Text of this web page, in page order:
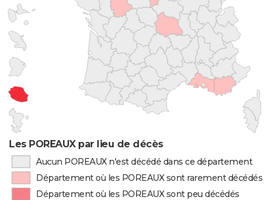
Les POREAUX par lieu de décès
Aucun POREAUX n'est décédé dans ce département
Département où les POREAUX sont rarement décédés
Département où les POREAUX sont peu décédés